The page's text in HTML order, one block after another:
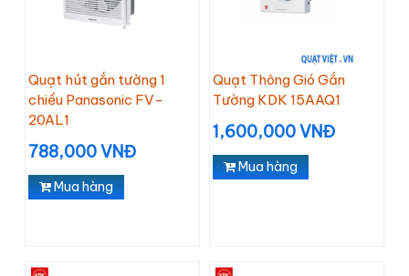
Quạt hút gắn tường 1
chiều Panasonic FV-
20AL1
788,000 VNĐ
Mua hàng
Quạt Thông Gió Gắn
Tường KDK 15AAQ1
1,600,000 VNĐ
Mua hàng